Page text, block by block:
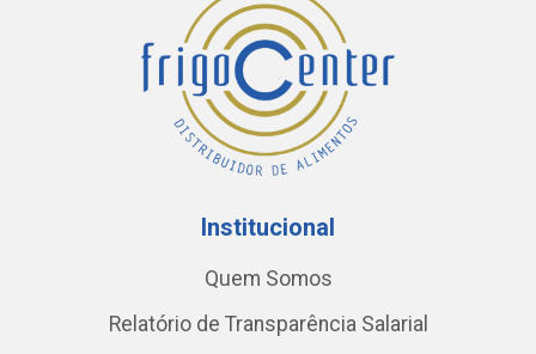
Institucional
Quem Somos
Relatório de Transparência Salarial